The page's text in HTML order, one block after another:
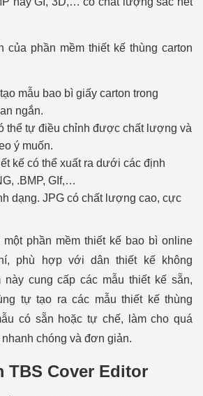
của phần mềm thiết kế thùng carton
mẫu bao bì giấy carton trong
ngắn.
thể tự điều chỉnh được chất lượng và
ý muốn.
kế có thể xuất ra dưới các định
.BMP, GIf,…
dạng. JPG có chất lượng cao, cực
phần mềm thiết kế bao bì online
phù hợp với dân thiết kế không
này cung cấp các mẫu thiết kế sẵn,
tự tạo ra các mẫu thiết kế thùng
có sẵn hoặc tự chế, làm cho quá
chóng và đơn giản.
TBS Cover Editor